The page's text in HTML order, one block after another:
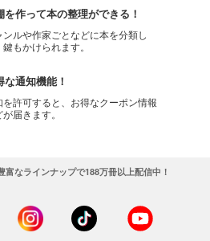
を作って本の整理ができる！
ンルや作家ごとなどに本を分類し
もかけられます。
な通知機能！
を許可すると、お得なクーポン情報
届きます。
なラインナップで188万冊以上配信中！